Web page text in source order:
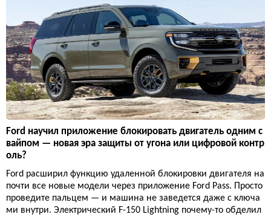
Ford научил приложение блокировать двигатель одним с
вайпом — новая эра защиты от угона или цифровой контр
оль?
Ford расширил функцию удаленной блокировки двигателя на
почти все новые модели через приложение Ford Pass. Просто
проведите пальцем — и машина не заведется даже с ключа
ми внутри. Электрический F-150 Lightning почему-то обделил